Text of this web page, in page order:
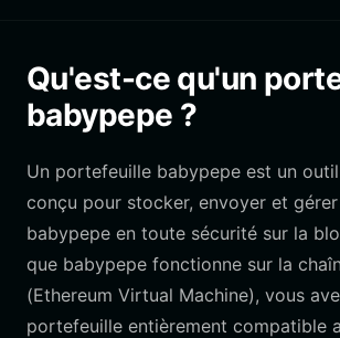
Qu'est-ce qu'un
babypepe ?
Un portefeuille babypepe est un
conçu pour stocker, envoyer et
babypepe en toute sécurité sur la
que babypepe fonctionne sur la
(Ethereum Virtual Machine), vous
portefeuille entièrement compatible